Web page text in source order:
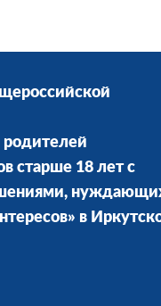
родителей
старше 18 лет с
в